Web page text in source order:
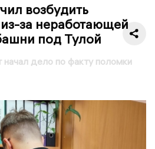
возбудить
за неработающей
под Тулой
дело по факту поломки